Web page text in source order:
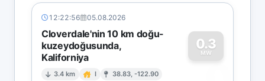
12:22:56 05.08.2026
Cloverdale'nin 10 km doğu-
kuzeydoğusunda,
Kaliforniya
3.4 km I 38.83, -122.90
0.3
MW